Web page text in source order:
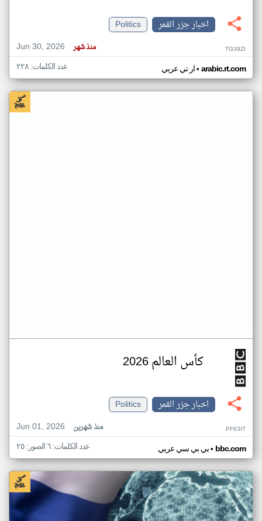
اخبار جزر القمر
Politics
Jun 30, 2026
منذ شهر TG39ZI
ار تي عربي• arabic.rt.com عدد الكلمات: ٢٢٨
كأس العالم 2026
اخبار جزر القمر
Politics
Jun 01, 2026
منذ شهرين PF63IT
بي بي سي عربي• bbc.com عدد الكلمات: ٦ الصور: ٢٥